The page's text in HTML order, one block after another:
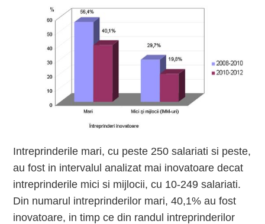
Intreprinderile mari, cu peste 250 salariati si peste,
au fost in intervalul analizat mai inovatoare decat
intreprinderile mici si mijlocii, cu 10-249 salariati.
Din numarul intreprinderilor mari, 40,1% au fost
inovatoare, in timp ce din randul intreprinderilor